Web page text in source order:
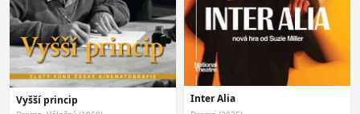
Vyšší princip Inter Alia